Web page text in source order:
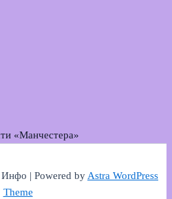
«Манчестера»
| Powered byAstra WordPress
Theme